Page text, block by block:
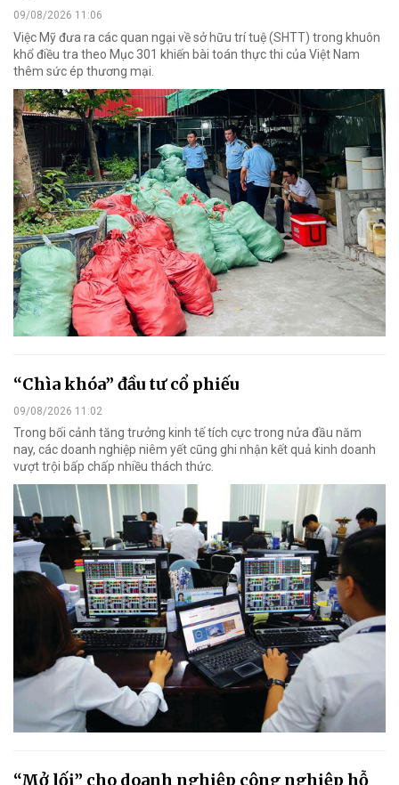
09/08/2026 11:06
Việc Mỹ đưa ra các quan ngại về sở hữu trí tuệ (SHTT) trong khuôn
khổ điều tra theo Mục 301 khiến bài toán thực thi của Việt Nam
thêm sức ép thương mại.
“Chìa khóa” đầu tư cổ phiếu
09/08/2026 11:02
Trong bối cảnh tăng trưởng kinh tế tích cực trong nửa đầu năm
nay, các doanh nghiệp niêm yết cũng ghi nhận kết quả kinh doanh
vượt trội bấp chấp nhiều thách thức.
“Mở lối” cho doanh nghiệp công nghiệp hỗ